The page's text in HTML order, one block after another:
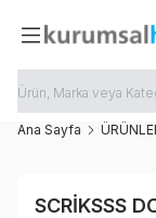
Ana Sayfa
SCRIKSSS